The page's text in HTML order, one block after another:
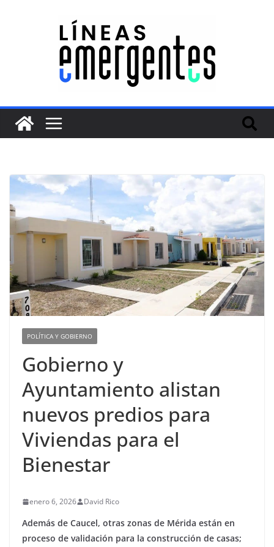
POLÍTICA Y GOBIERNO
Gobierno y
Ayuntamiento alistan
nuevos predios para
Viviendas para el
Bienestar
enero 6, 2026 David Rico
Además de Caucel, otras zonas de Mérida están en
proceso de validación para la construcción de casas;